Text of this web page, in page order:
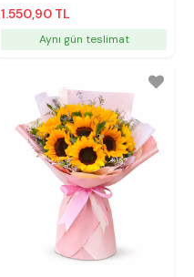
1.550,90 TL
Aynı gün teslimat